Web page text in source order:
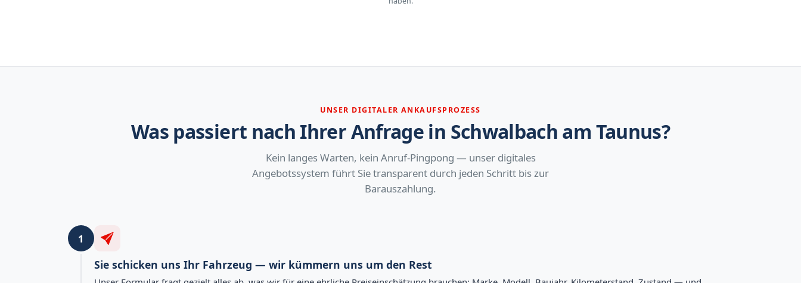
UNSER DIGITALER ANKAUFSPROZESS
Was passiert nach Ihrer Anfrage in Schwalbach am Taunus?
Kein langes Warten, kein Anruf-Pingpong — unser digitales
Angebotssystem führt Sie transparent durch jeden Schritt bis zur
Barauszahlung.
1
Sie schicken uns Ihr Fahrzeug — wir kümmern uns um den Rest